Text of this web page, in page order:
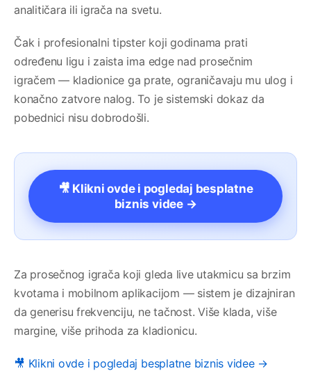
analitičara ili igrača na svetu.
Čak i profesionalni tipster koji godinama prati
određenu ligu i zaista ima edge nad prosečnim
igračem — kladionice ga prate, ograničavaju mu ulog i
konačno zatvore nalog. To je sistemski dokaz da
pobednici nisu dobrodošli.
🎥 Klikni ovde i pogledaj besplatne
biznis videe →
Za prosečnog igrača koji gleda live utakmicu sa brzim
kvotama i mobilnom aplikacijom — sistem je dizajniran
da generisu frekvenciju, ne tačnost. Više klada, više
margine, više prihoda za kladionicu.
🎥 Klikni ovde i pogledaj besplatne biznis videe →